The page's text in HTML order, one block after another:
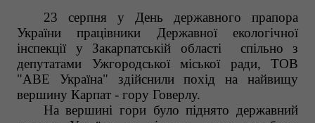
23 серпня у День державного прапора
України працівники Державної екологічної
інспекції у Закарпатській області спільно з
депутатами Ужгородської міської ради, ТОВ
"АВЕ Україна" здійснили похід на найвищу
вершину Карпат - гору Говерлу.
На вершині гори було піднято державний